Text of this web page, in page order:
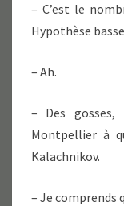
– C’est le
Hypothèse
– Ah.
– Des gosses,
Montpellier à
Kalachnikov.
– Je